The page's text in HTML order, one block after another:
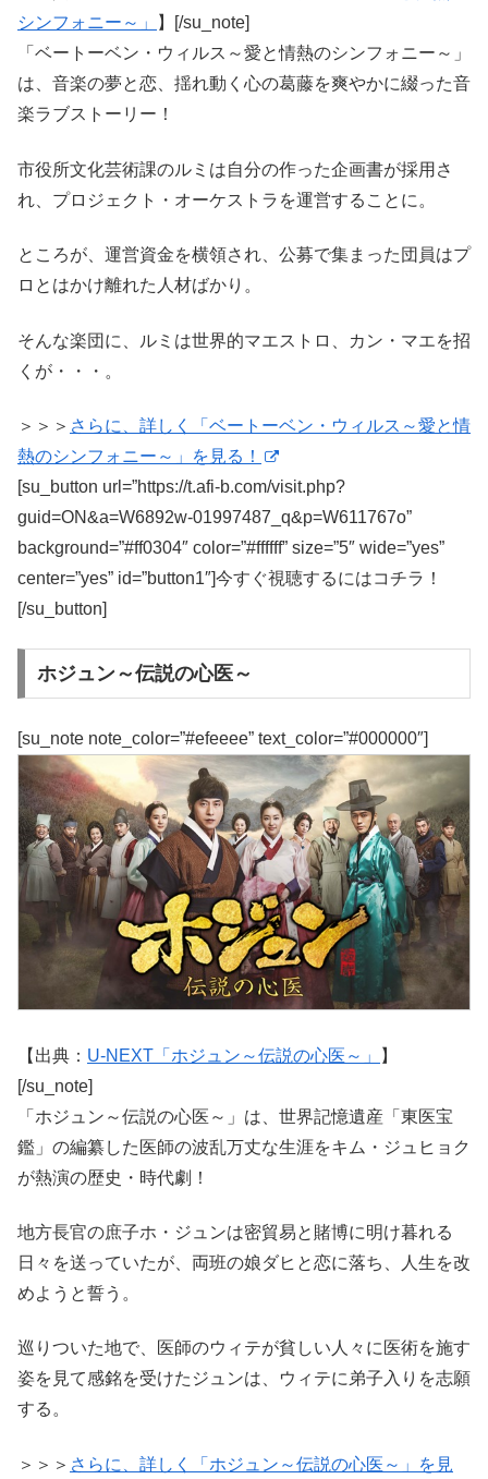
シンフォニー～」
】[/su_note]
「ベートーベン・ウィルス～愛と情熱のシンフォニー～」
は、音楽の夢と恋、揺れ動く心の葛藤を爽やかに綴った音
楽ラブストーリー！
市役所文化芸術課のルミは自分の作った企画書が採用さ
れ、プロジェクト・オーケストラを運営することに。
ところが、運営資金を横領され、公募で集まった団員はプ
ロとはかけ離れた人材ばかり。
そんな楽団に、ルミは世界的マエストロ、カン・マエを招
くが・・・。
＞＞＞ さらに、詳しく「ベートーベン・ウィルス～愛と情
熱のシンフォニー～」を見る！
[su_button url=”https://t.afi-b.com/visit.php?
guid=ON&a=W6892w-01997487_q&p=W611767o”
background=”#ff0304″ color=”#ffffff” size=”5″ wide=”yes”
center=”yes” id=”button1″]今すぐ視聴するにはコチラ！
[/su_button]
ホジュン～伝説の心医～
[su_note note_color=”#efeeee” text_color=”#000000″]
【出典： U-NEXT「ホジュン～伝説の心医～」
】
[/su_note]
「ホジュン～伝説の心医～」は、世界記憶遺産「東医宝
鑑」の編纂した医師の波乱万丈な生涯をキム・ジュヒョク
が熱演の歴史・時代劇！
地方長官の庶子ホ・ジュンは密貿易と賭博に明け暮れる
日々を送っていたが、両班の娘ダヒと恋に落ち、人生を改
めようと誓う。
巡りついた地で、医師のウィテが貧しい人々に医術を施す
姿を見て感銘を受けたジュンは、ウィテに弟子入りを志願
する。
＞＞＞ さらに、詳しく「ホジュン～伝説の心医～」を見